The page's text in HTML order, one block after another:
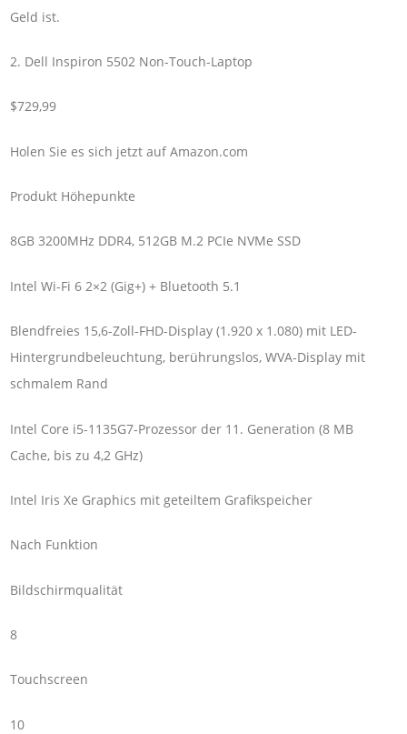
Geld ist.
2. Dell Inspiron 5502 Non-Touch-Laptop
$729,99
Holen Sie es sich jetzt auf Amazon.com
Produkt Höhepunkte
8GB 3200MHz DDR4, 512GB M.2 PCIe NVMe SSD
Intel Wi-Fi 6 2×2 (Gig+) + Bluetooth 5.1
Blendfreies 15,6-Zoll-FHD-Display (1.920 x 1.080) mit LED-
Hintergrundbeleuchtung, berührungslos, WVA-Display mit
schmalem Rand
Intel Core i5-1135G7-Prozessor der 11. Generation (8 MB
Cache, bis zu 4,2 GHz)
Intel Iris Xe Graphics mit geteiltem Grafikspeicher
Nach Funktion
Bildschirmqualität
8
Touchscreen
10